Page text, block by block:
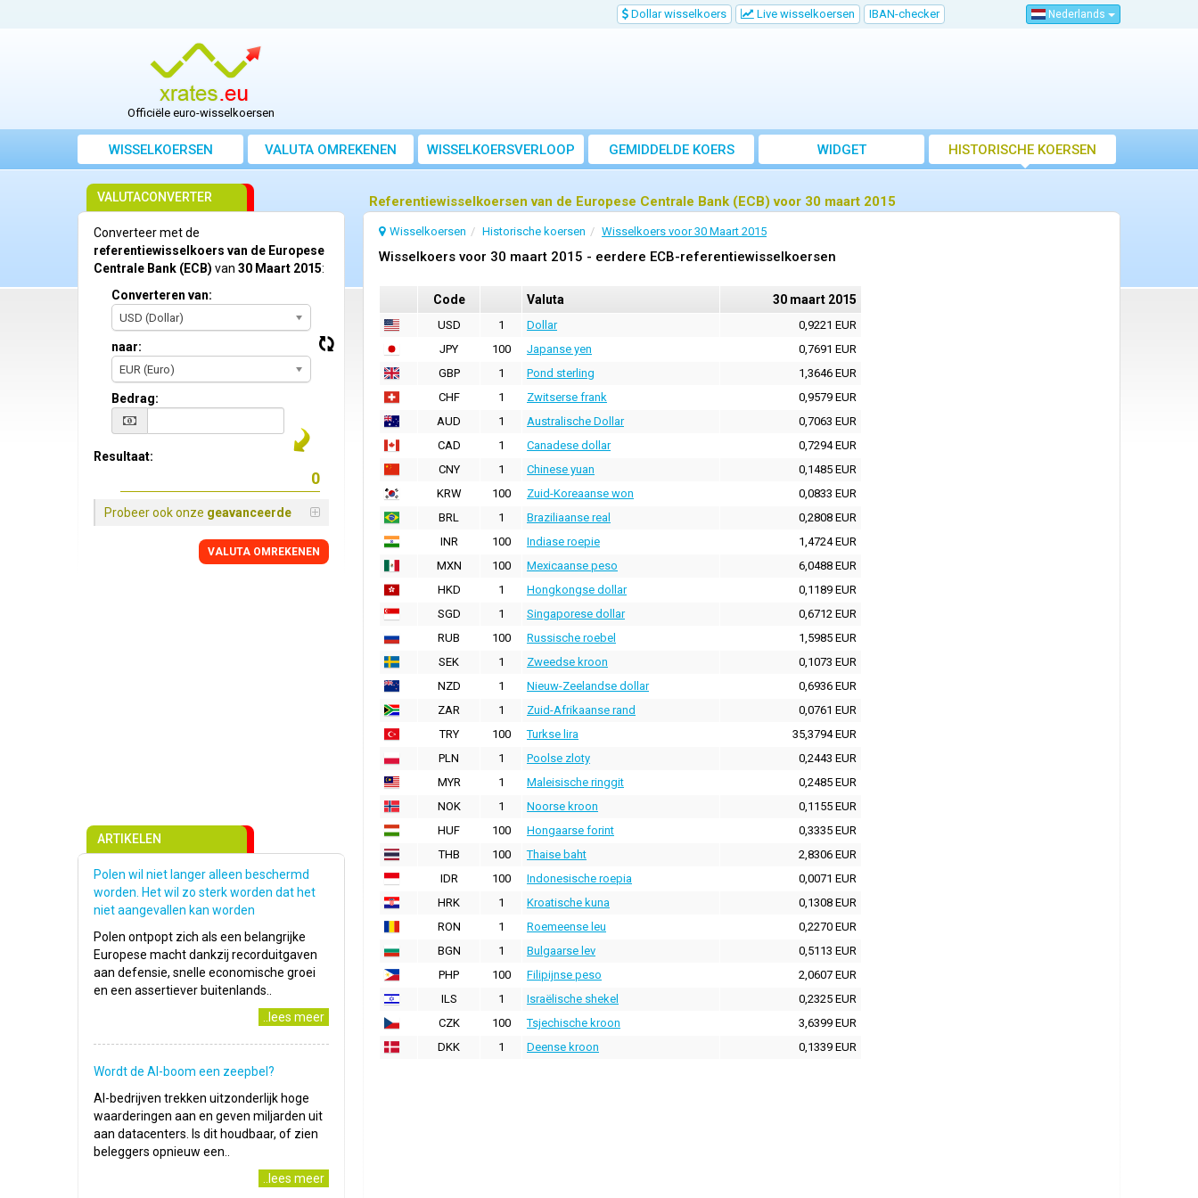
Dollar wisselkoers Live wisselkoersen IBAN-checker Nederlands
Officiële euro-wisselkoersen
WISSELKOERSEN VALUTA OMREKENEN WISSELKOERSVERLOOP GEMIDDELDE KOERS WIDGET HISTORISCHE KOERSEN
Referentiewisselkoersen van de Europese Centrale Bank (ECB) voor 30 maart 2015
Wisselkoersen Historische koersen Wisselkoers voor 30 Maart 2015
Wisselkoers voor 30 maart 2015 - eerdere ECB-referentiewisselkoersen
Code Valuta 30 maart 2015
USD 1 Dollar
0,9221 EUR
JPY
100 Japanse yen
0,7691 EUR
GBP
1 Pond sterling
1,3646 EUR
CHF
1 Zwitserse frank
0,9579 EUR
AUD
1 Australische Dollar
0,7063 EUR
CAD
1 Canadese dollar
0,7294 EUR
CNY
1 Chinese yuan
0,1485 EUR
KRW
100 Zuid-Koreaanse won
0,0833 EUR
BRL
1 Braziliaanse real
0,2808 EUR
INR
100 Indiase roepie
1,4724 EUR
MXN
100 Mexicaanse peso
6,0488 EUR
HKD
1 Hongkongse dollar
0,1189 EUR
SGD
1 Singaporese dollar
0,6712 EUR
RUB
100 Russische roebel
1,5985 EUR
SEK
1 Zweedse kroon
0,1073 EUR
NZD
1 Nieuw-Zeelandse dollar
0,6936 EUR
ZAR
1 Zuid-Afrikaanse rand
0,0761 EUR
TRY
100 Turkse lira
35,3794 EUR
PLN
1 Poolse zloty
0,2443 EUR
MYR
1 Maleisische ringgit
0,2485 EUR
NOK
1 Noorse kroon
0,1155 EUR
HUF
100 Hongaarse forint
0,3335 EUR
THB
100 Thaise baht
2,8306 EUR
IDR
100 Indonesische roepia
0,0071 EUR
HRK
1 Kroatische kuna
0,1308 EUR
RON
1 Roemeense leu
0,2270 EUR
BGN
1 Bulgaarse lev
0,5113 EUR
PHP
100 Filipijnse peso
2,0607 EUR
ILS
1 Israëlische shekel
0,2325 EUR
CZK
100 Tsjechische kroon
3,6399 EUR
DKK
1 Deense kroon 0,1339 EUR
VALUTACONVERTER
Converteer met de
referentiewisselkoers van de Europese
Centrale Bank (ECB) van 30 Maart 2015:
Converteren van:
USD (Dollar)
naar:
EUR (Euro)
Bedrag:
Resultaat:
Probeer ook onze geavanceerde
VALUTA OMREKENEN
ARTIKELEN
Polen wil niet langer alleen beschermd
worden. Het wil zo sterk worden dat het
niet aangevallen kan worden
Polen ontpopt zich als een belangrijke
Europese macht dankzij recorduitgaven
aan defensie, snelle economische groei
en een assertiever buitenlands..
..lees meer
Wordt de AI-boom een zeepbel?
AI-bedrijven trekken uitzonderlijk hoge
waarderingen aan en geven miljarden uit
aan datacenters. Is dit houdbaar, of zien
beleggers opnieuw een..
..lees meer